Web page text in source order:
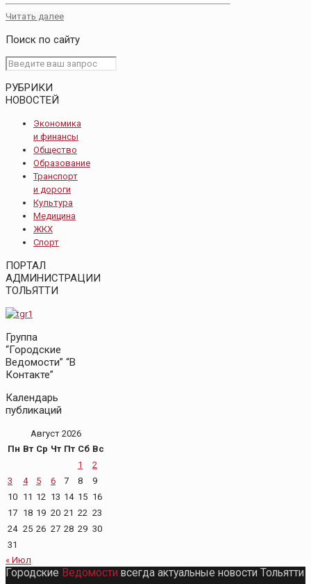
Читать далее
Поиск по сайту
РУБРИКИ
НОВОСТЕЙ
Экономика
и финансы
Общество
Образование
Транспорт
и дороги
Культура
Медицина
ЖКХ
Спорт
ПОРТАЛ
АДМИНИСТРАЦИИ
ТОЛЬЯТТИ
Группа
“Городские
Ведомости” “В
Контакте”
Календарь
публикаций
Август 2026
Пн Вт Ср Чт Пт Сб Вс
1
2
3
4 5 6 7 8
9
10 11 12 13 14 15 16
17 18 19 20 21 22 23
24 25 26 27 28 29 30
31
« Июл
Городские Ведомости всегда актуальные новости Тольятти